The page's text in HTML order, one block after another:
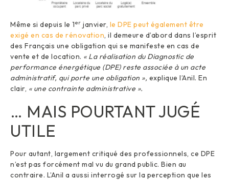
Même si depuis le 1er janvier, le DPE peut également être
exigé en cas de rénovation, il demeure d’abord dans l’esprit
des Français une obligation qui se manifeste en cas de
vente et de location. « La réalisation du Diagnostic de
performance énergétique (DPE) reste associée à un acte
administratif, qui porte une obligation », explique l’Anil. En
clair, « une contrainte administrative ».
… MAIS POURTANT JUGÉ
UTILE
Pour autant, largement critiqué des professionnels, ce DPE
n’est pas forcément mal vu du grand public. Bien au
contraire. L’Anil a aussi interrogé sur la perception que les